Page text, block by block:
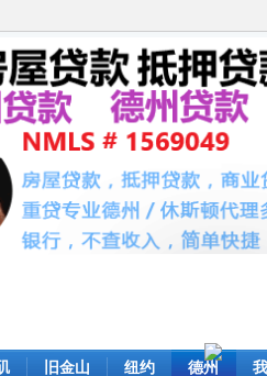
旧金山 纽约 德州